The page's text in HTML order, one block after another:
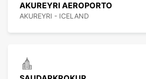
AKUREYRI AEROPORTO
AKUREYRI - ICELAND